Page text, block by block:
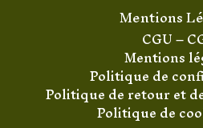
Mentions
CGU–
Mentions
Politique de
Politique de retour et
Politique de